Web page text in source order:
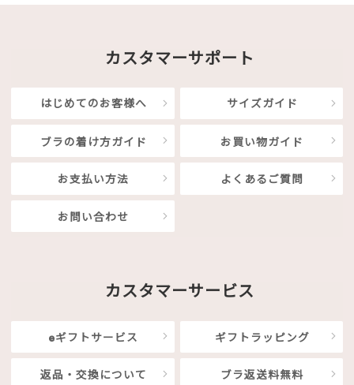
カスタマーサポート
はじめてのお客様へ サイズガイド
ブラの着け方ガイド お買い物ガイド
お支払い方法 よくあるご質問
お問い合わせ
カスタマーサービス
eギフトサービス ギフトラッピング
返品・交換について ブラ返送料無料